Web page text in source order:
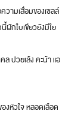
ามเสื่อมของเซลล์
ผักใบเขียวยังมีใย
ปวยเล้ง คะน้า แอ
งหัวใจ หลอดเลือด